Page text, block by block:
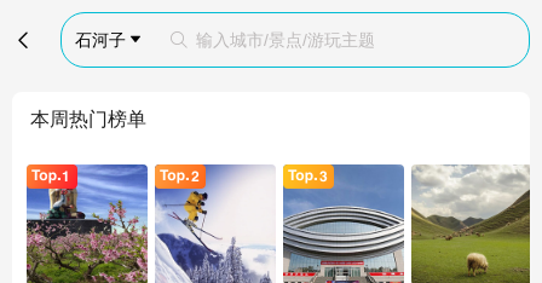
 石河子   输入城市/景点/游玩主题
本周热门榜单